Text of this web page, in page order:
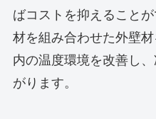
ばコストを抑えること
材を組み合わせた外壁
内の温度環境を改善し
がります。